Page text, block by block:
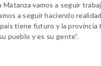
Matanza vamos a seguir
a seguir haciendo
tiene futuro y la
pueblo y es su gente”.